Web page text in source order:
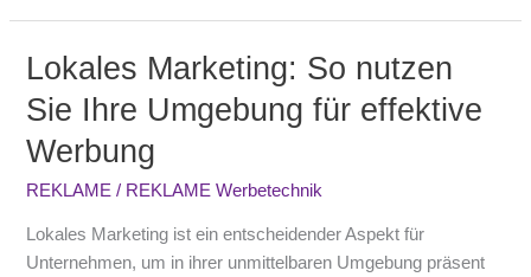
Lokales Marketing: So nutzen
Sie Ihre Umgebung für effektive
Werbung
REKLAME / REKLAME Werbetechnik
Lokales Marketing ist ein entscheidender Aspekt für
Unternehmen, um in ihrer unmittelbaren Umgebung präsent
Lokales
So
nutzen
Ihre
Umgebung
für